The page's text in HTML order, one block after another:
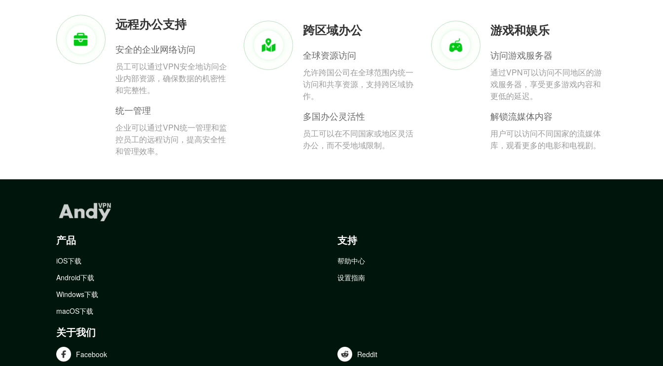
远程办公支持
安全的企业网络访问
员工可以通过VPN安全地访问企
业内部资源，确保数据的机密性
和完整性。
统一管理
企业可以通过VPN统一管理和监
控员工的远程访问，提高安全性
和管理效率。
跨区域办公
全球资源访问
允许跨国公司在全球范围内统一
访问和共享资源，支持跨区域协
作。
多国办公灵活性
员工可以在不同国家或地区灵活
办公，而不受地域限制。
游戏和娱乐
访问游戏服务器
通过VPN可以访问不同地区的游
戏服务器，享受更多游戏内容和
更低的延迟。
解锁流媒体内容
用户可以访问不同国家的流媒体
库，观看更多的电影和电视剧。
产品
iOS下载
Android下载
Windows下载
macOS下载
支持
帮助中心
设置指南
关于我们
Facebook Reddit